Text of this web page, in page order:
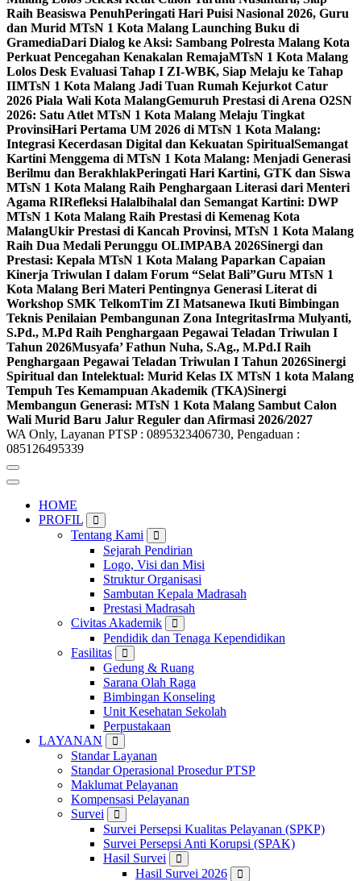
Raih Beasiswa PenuhPeringati Hari Puisi Nasional 2026, Guru
dan Murid MTsN 1 Kota Malang Launching Buku di
GramediaDari Dialog ke Aksi: Sambang Polresta Malang Kota
Perkuat Pencegahan Kenakalan RemajaMTsN 1 Kota Malang
Lolos Desk Evaluasi Tahap I ZI-WBK, Siap Melaju ke Tahap
IIMTsN 1 Kota Malang Jadi Tuan Rumah Kejurkot Catur
2026 Piala Wali Kota MalangGemuruh Prestasi di Arena O2SN
2026: Satu Atlet MTsN 1 Kota Malang Melaju Tingkat
ProvinsiHari Pertama UM 2026 di MTsN 1 Kota Malang:
Integrasi Kecerdasan Digital dan Kekuatan SpiritualSemangat
Kartini Menggema di MTsN 1 Kota Malang: Menjadi Generasi
Berilmu dan BerakhlakPeringati Hari Kartini, GTK dan Siswa
MTsN 1 Kota Malang Raih Penghargaan Literasi dari Menteri
Agama RIRefleksi Halalbihalal dan Semangat Kartini: DWP
MTsN 1 Kota Malang Raih Prestasi di Kemenag Kota
MalangUkir Prestasi di Kancah Provinsi, MTsN 1 Kota Malang
Raih Dua Medali Perunggu OLIMPABA 2026Sinergi dan
Prestasi: Kepala MTsN 1 Kota Malang Paparkan Capaian
Kinerja Triwulan I dalam Forum “Selat Bali”Guru MTsN 1
Kota Malang Beri Materi Pentingnya Generasi Literat di
Workshop SMK TelkomTim ZI Matsanewa Ikuti Bimbingan
Teknis Penilaian Pembangunan Zona IntegritasIrma Mulyanti,
S.Pd., M.Pd Raih Penghargaan Pegawai Teladan Triwulan I
Tahun 2026Musyafa’ Fathun Nuha, S.Ag., M.Pd.I Raih
Penghargaan Pegawai Teladan Triwulan I Tahun 2026Sinergi
Spiritual dan Intelektual: Murid Kelas IX MTsN 1 kota Malang
Tempuh Tes Kemampuan Akademik (TKA)Sinergi
Membangun Generasi: MTsN 1 Kota Malang Sambut Calon
Wali Murid Baru Jalur Reguler dan Afirmasi 2026/2027
WA Only, Layanan PTSP : 0895323406730, Pengaduan :
085126495339
HOME
PROFIL
Tentang Kami
Sejarah Pendirian
Logo, Visi dan Misi
Struktur Organisasi
Sambutan Kepala Madrasah
Prestasi Madrasah
Civitas Akademik
Pendidik dan Tenaga Kependidikan
Fasilitas
Gedung & Ruang
Sarana Olah Raga
Bimbingan Konseling
Unit Kesehatan Sekolah
Perpustakaan
LAYANAN
Standar Layanan
Standar Operasional Prosedur PTSP
Maklumat Pelayanan
Kompensasi Pelayanan
Survei
Survei Persepsi Kualitas Pelayanan (SPKP)
Survei Persepsi Anti Korupsi (SPAK)
Hasil Survei
Hasil Survei 2026